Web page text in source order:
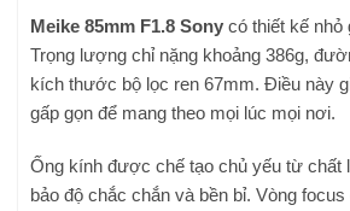
Meike 85mm F1.8 Sony có thiết kế nhỏ
Trọng lượng chỉ nặng khoảng 386g,
kích thước bộ lọc ren 67mm. Điều này
gấp gọn để mang theo mọi lúc mọi nơi.
Ống kính được chế tạo chủ yếu từ chất
bảo độ chắc chắn và bền bỉ. Vòng